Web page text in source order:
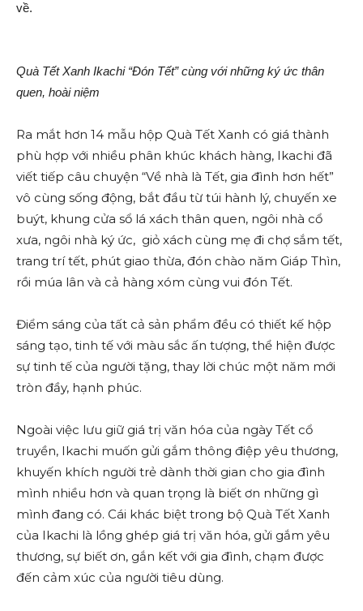
về.
Quà Tết Xanh Ikachi “Đón Tết” cùng với những ký ức thân
quen, hoài niệm
Ra mắt hơn 14 mẫu hộp Quà Tết Xanh có giá thành
phù hợp với nhiều phân khúc khách hàng, Ikachi đã
viết tiếp câu chuyện “Về nhà là Tết, gia đình hơn hết”
vô cùng sống động, bắt đầu từ túi hành lý, chuyến xe
buýt, khung cửa sổ lá xách thân quen, ngôi nhà cổ
xưa, ngôi nhà ký ức, giỏ xách cùng mẹ đi chợ sắm tết,
trang trí tết, phút giao thừa, đón chào năm Giáp Thìn,
rồi múa lân và cả hàng xóm cùng vui đón Tết.
Điểm sáng của tất cả sản phẩm đều có thiết kế hộp
sáng tạo, tinh tế với màu sắc ấn tượng, thể hiện được
sự tinh tế của người tặng, thay lời chúc một năm mới
tròn đầy, hạnh phúc.
Ngoài việc lưu giữ giá trị văn hóa của ngày Tết cổ
truyền, Ikachi muốn gửi gắm thông điệp yêu thương,
khuyến khích người trẻ dành thời gian cho gia đình
mình nhiều hơn và quan trọng là biết ơn những gì
mình đang có. Cái khác biệt trong bộ Quà Tết Xanh
của Ikachi là lồng ghép giá trị văn hóa, gửi gắm yêu
thương, sự biết ơn, gắn kết với gia đình, chạm được
đến cảm xúc của người tiêu dùng.